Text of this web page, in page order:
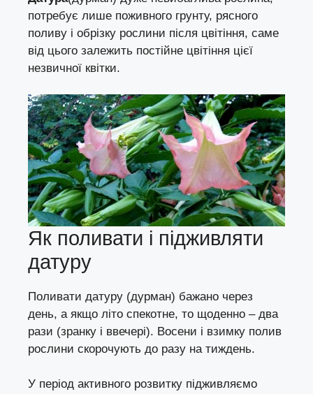
потребує лише поживного грунту, рясного
поливу і обрізку рослини після цвітіння, саме
від цього залежить постійне цвітіння цієї
незвичної квітки.
Як поливати і підживляти
датуру
Поливати датуру (дурман) бажано через
день, а якщо літо спекотне, то щоденно – два
рази (зранку і ввечері). Восени і взимку полив
рослини скорочують до разу на тиждень.
У період активного розвитку підживляємо